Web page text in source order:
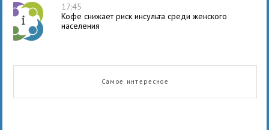
17:45
Кофе снижает риск инсульта среди женского
населения
Самое интересное